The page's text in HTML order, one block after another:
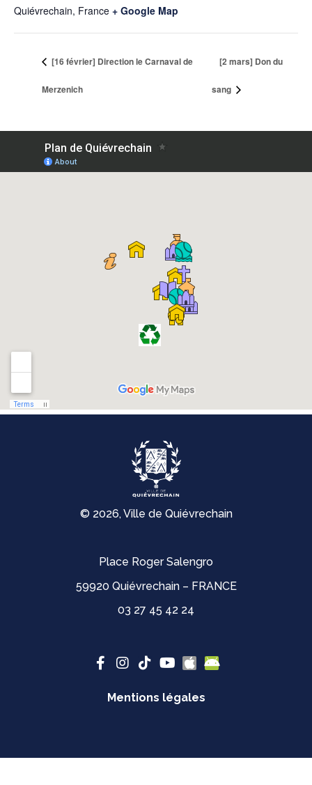
Quiévrechain, France + Google Map
[16 février] Direction le Carnaval de
Merzenich
[2 mars] Don du
sang
© 2026, Ville de Quiévrechain
Place Roger Salengro
59920 Quiévrechain – FRANCE
03 27 45 42 24
Mentions légales